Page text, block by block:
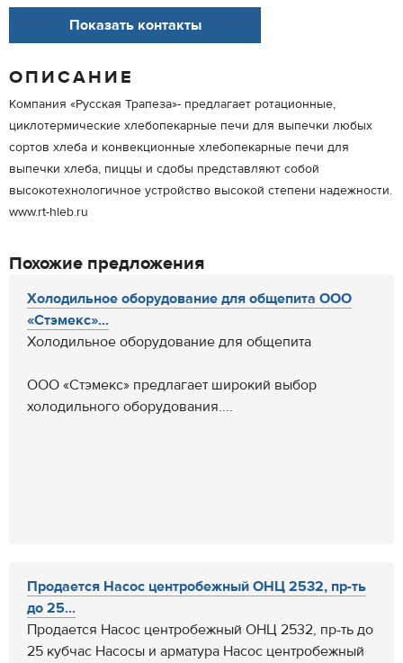
Показать контакты
ОПИСАНИЕ
Компания «Русская Трапеза»- предлагает ротационные,
циклотермические хлебопекарные печи для выпечки любых
сортов хлеба и конвекционные хлебопекарные печи для
выпечки хлеба, пиццы и сдобы представляют собой
высокотехнологичное устройство высокой степени надежности.
www.rt-hleb.ru
Похожие предложения
Холодильное оборудование для общепита ООО
«Стэмекс»...
Холодильное оборудование для общепита
ООО «Стэмекс» предлагает широкий выбор
холодильного оборудования....
Продается Насос центробежный ОНЦ 2532, пр-ть
до 25...
Продается Насос центробежный ОНЦ 2532, пр-ть до
25 кубчас Насосы и арматура Насос центробежный